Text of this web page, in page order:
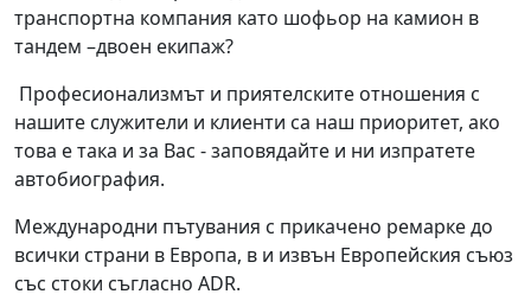
транспортна компания като шофьор на камион в
тандем –двоен екипаж?
Професионализмът и приятелските отношения с
нашите служители и клиенти са наш приоритет, ако
това е така и за Вас - заповядайте и ни изпратете
автобиография.
Международни пътувания с прикачено ремарке до
всички страни в Европа, в и извън Европейския съюз
със стоки съгласно ADR.